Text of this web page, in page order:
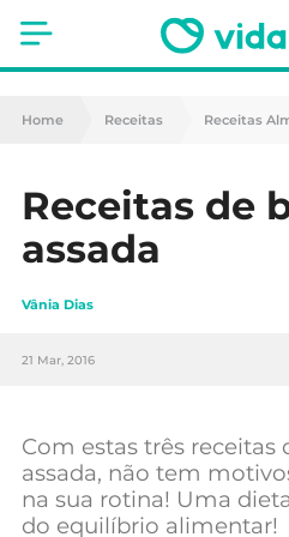
Saúde
Nutrição
Animais de
Home Receitas Receitas
Receitas de
assada
Vânia Dias
21 Mar, 2016
Com estas três receitas
assada, não tem
na sua rotina! Uma
do equilíbrio alimentar!